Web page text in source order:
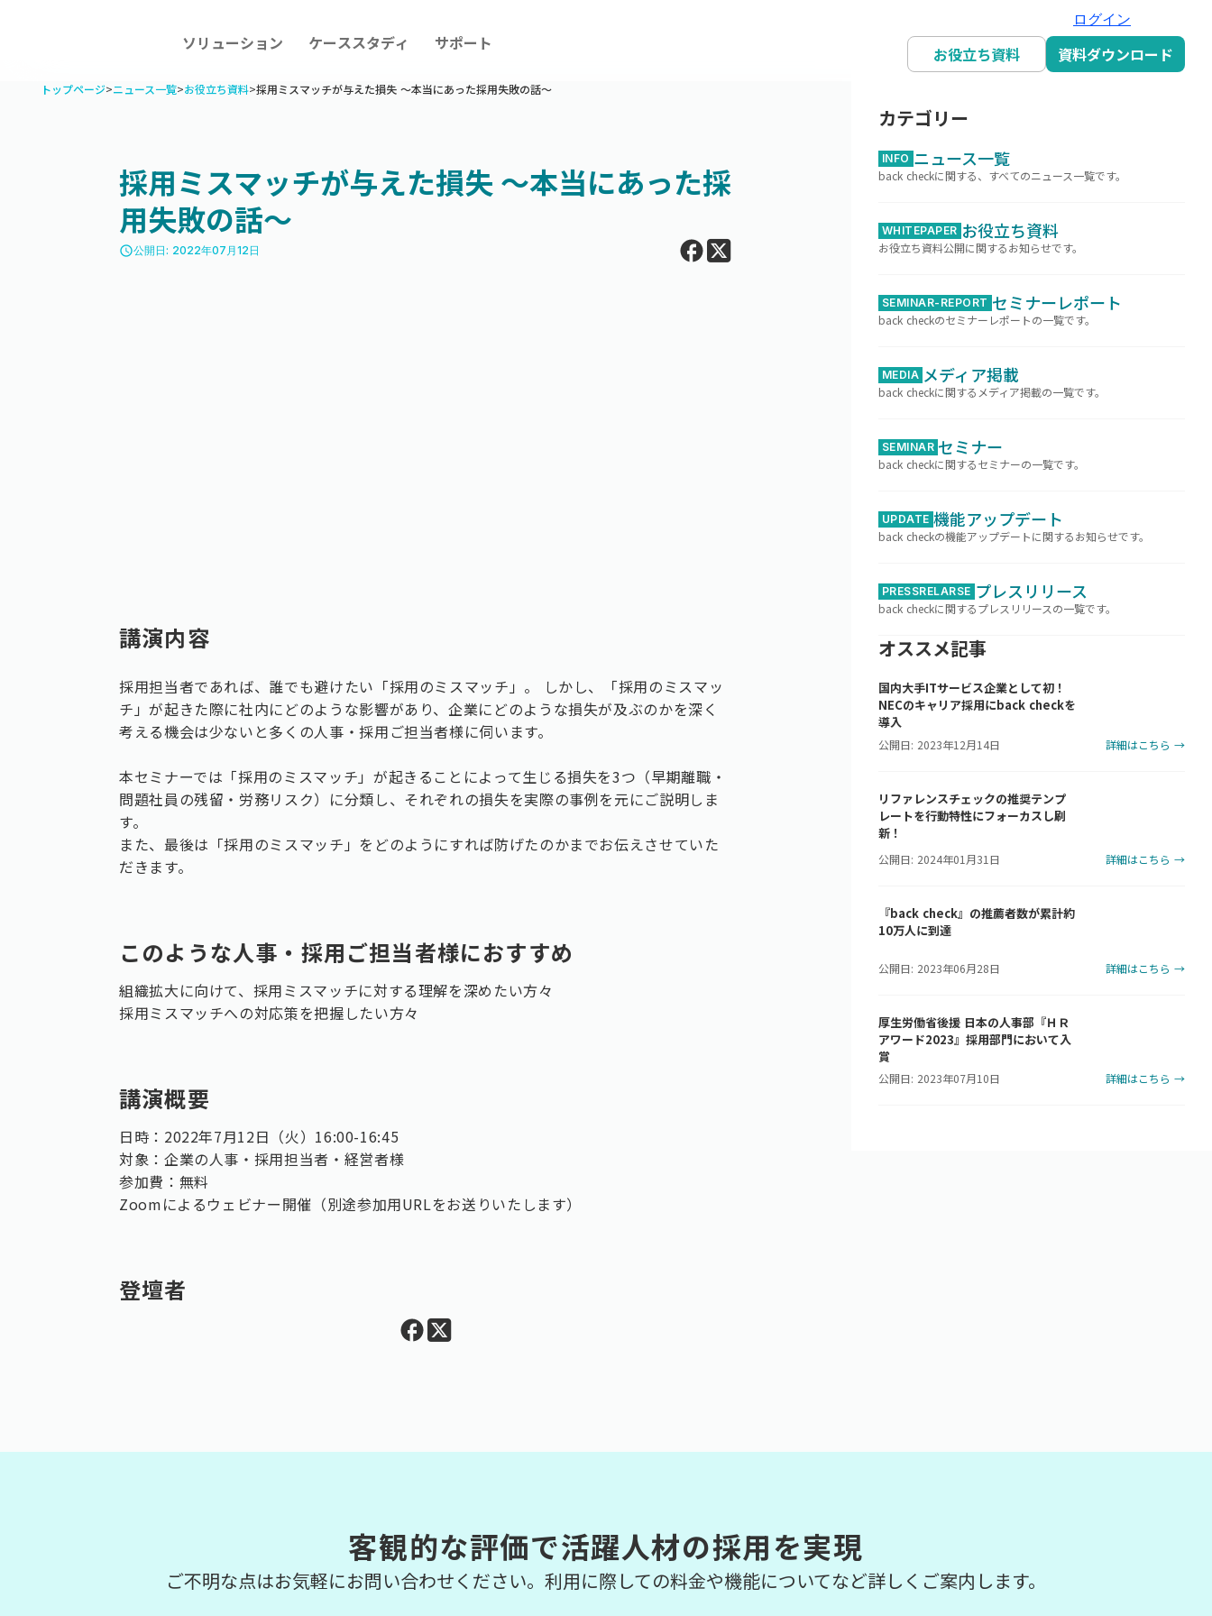
ソリューション ケーススタディ サポート
ログイン
お役立ち資料 資料ダウンロード
トップページ>ニュース一覧>お役立ち資料>採用ミスマッチが与えた損失 〜本当にあった採用失敗の話〜
採用ミスマッチが与えた損失 〜本当にあった採
用失敗の話〜
access_time公開日: 2022年07月12日
講演内容
採用担当者であれば、誰でも避けたい「採用のミスマッチ」。 しかし、「採用のミスマッ
チ」が起きた際に社内にどのような影響があり、企業にどのような損失が及ぶのかを深く
考える機会は少ないと多くの人事・採用ご担当者様に伺います。
本セミナーでは「採用のミスマッチ」が起きることによって生じる損失を3つ（早期離職・
問題社員の残留・労務リスク）に分類し、それぞれの損失を実際の事例を元にご説明しま
す。
また、最後は「採用のミスマッチ」をどのようにすれば防げたのかまでお伝えさせていた
だきます。
このような人事・採用ご担当者様におすすめ
組織拡大に向けて、採用ミスマッチに対する理解を深めたい方々
採用ミスマッチへの対応策を把握したい方々
講演概要
日時：2022年7月12日（火）16:00-16:45
対象：企業の人事・採用担当者・経営者様
参加費：無料
Zoomによるウェビナー開催（別途参加用URLをお送りいたします）
登壇者
カテゴリー
INFO ニュース一覧
back checkに関する、すべてのニュース一覧です。
WHITEPAPER お役立ち資料
お役立ち資料公開に関するお知らせです。
SEMINAR-REPORT セミナーレポート
back checkのセミナーレポートの一覧です。
MEDIA メディア掲載
back checkに関するメディア掲載の一覧です。
SEMINAR セミナー
back checkに関するセミナーの一覧です。
UPDATE 機能アップデート
back checkの機能アップデートに関するお知らせです。
PRESSRELARSE プレスリリース
back checkに関するプレスリリースの一覧です。
オススメ記事
国内大手ITサービス企業として初！
NECのキャリア採用にback checkを
導入
公開日: 2023年12月14日 詳細はこちら →
リファレンスチェックの推奨テンプ
レートを行動特性にフォーカスし刷
新！
公開日: 2024年01月31日 詳細はこちら →
『back check』の推薦者数が累計約
10万人に到達
公開日: 2023年06月28日 詳細はこちら →
厚生労働省後援 日本の人事部『ＨＲ
アワード2023』採用部門において入
賞
公開日: 2023年07月10日 詳細はこちら →
客観的な評価で活躍人材の採用を実現
ご不明な点はお気軽にお問い合わせください。利用に際しての料金や機能についてなど詳しくご案内します。